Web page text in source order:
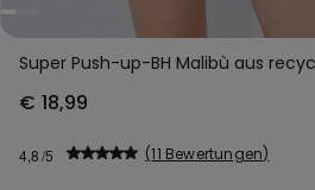
Super Push-up-BH Malibù aus
€ 18,99
4,8 11 Bewertungen